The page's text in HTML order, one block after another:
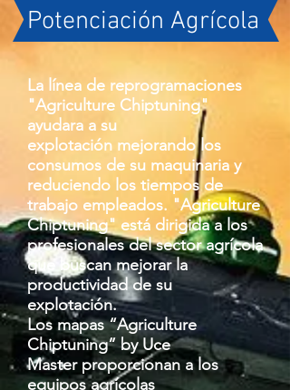
Potenciación Agrícola
La línea de reprogramaciones
"Agriculture Chiptuning"
ayudara a su
explotación mejorando los
consumos de su maquinaria y
reduciendo los tiempos de
trabajo empleados. "Agriculture
Chiptuning" está dirigida a los
profesionales del sector agrícola
que buscan mejorar la
productividad de su
explotación.
Los mapas “Agriculture
Chiptuning” by Uce
Master proporcionan a los
equipos agrícolas